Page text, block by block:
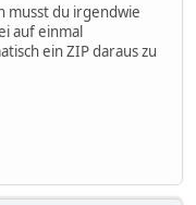
musst du irgendwie
auf einmal
ein ZIP daraus zu